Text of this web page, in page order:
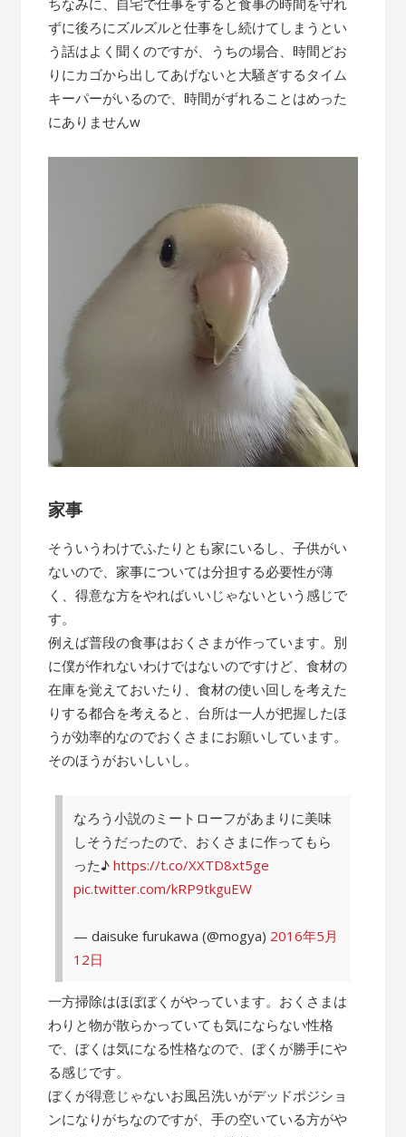
ちなみに、自宅で仕事をすると食事の時間を守れ
ずに後ろにズルズルと仕事をし続けてしまうとい
う話はよく聞くのですが、うちの場合、時間どお
りにカゴから出してあげないと大騒ぎするタイム
キーパーがいるので、時間がずれることはめった
にありませんw
家事
そういうわけでふたりとも家にいるし、子供がい
ないので、家事については分担する必要性が薄
く、得意な方をやればいいじゃないという感じで
す。
例えば普段の食事はおくさまが作っています。別
に僕が作れないわけではないのですけど、食材の
在庫を覚えておいたり、食材の使い回しを考えた
りする都合を考えると、台所は一人が把握したほ
うが効率的なのでおくさまにお願いしています。
そのほうがおいしいし。
なろう小説のミートローフがあまりに美味
しそうだったので、おくさまに作ってもら
った♪https://t.co/XXTD8xt5ge
pic.twitter.com/kRP9tkguEW
— daisuke furukawa (@mogya) 2016年5月
12日
一方掃除はほぼぼくがやっています。おくさまは
わりと物が散らかっていても気にならない性格
で、ぼくは気になる性格なので、ぼくが勝手にや
る感じです。
ぼくが得意じゃないお風呂洗いがデッドポジショ
ンになりがちなのですが、手の空いている方がや